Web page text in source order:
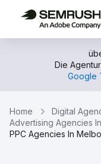
Die
Google
Home Digital
Advertising Agencies
PPC Agencies In